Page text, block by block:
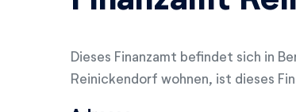
Dieses Finanzamt befindet sich in
Reinickendorf wohnen, ist dieses